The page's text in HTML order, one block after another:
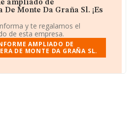
ampliado de
De Monte Da Graña Sl. ¡Es
y te regalamos el
de esta empresa.
AMPLIADO DE
DE MONTE DA GRAÑA SL.